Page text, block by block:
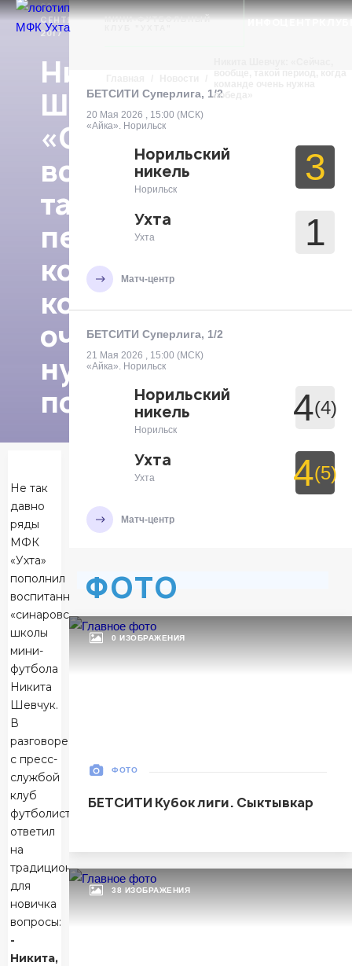
Ухта
МИНИ-ФУТБОЛЬНЫЙ
ИНФОЦЕНТРКЛУБ
победа»
20
СЕНТЯБРЯ
2017
НОВОСТИ
Никита
Шевчук:
«Сейчас,
вообще,
такой
период,
когда
команде
очень
нужна
победа»
Не так
давно
ряды
МФК
«Ухта»
пополнил
воспитанник
«синаровской»
школы
мини-
футбола
Никита
Шевчук.
В
разговоре
с пресс-
службой
клуб
футболист
ответил
на
традиционные
для
новичка
вопросы:
-
Никита,
БЕТСИТИ Суперлига, 1/2
20 Мая 2026 , 15:00 (МСК)
«Айка». Норильск
Норильский
никель
Норильск
3
Ухта
Ухта 1
Матч-центр
БЕТСИТИ Суперлига, 1/2
21 Мая 2026 , 15:00 (МСК)
«Айка». Норильск
Норильский
никель
Норильск
4(4)
Ухта
Ухта 4(5)
Матч-центр
БЕТСИТИ Суперлига, Финал
29 Мая 2026 , 19:30 (МСК)
Ухта 7
БЕТСИТИ Суперлига, Финал
Ухта
Ухта 5
Тюмень
ФОТО
0 ИЗОБРАЖЕНИЯ
ФОТО
БЕТСИТИ Кубок лиги. Сыктывкар
38 ИЗОБРАЖЕНИЯ